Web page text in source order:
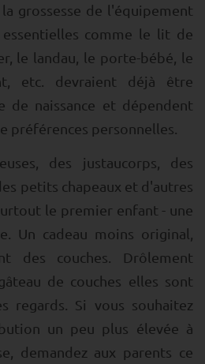
grossesse de l'équipement
essentielles comme le lit de
le landau, le porte-bébé, le
etc. devraient déjà être
de naissance et dépendent
préférences personnelles.
des justaucorps, des
petits chapeaux et d'autres
le premier enfant - une
Un cadeau moins original,
des couches. Drôlement
de couches elles sont
regards. Si vous souhaitez
un peu plus élevée à
demandez aux parents ce